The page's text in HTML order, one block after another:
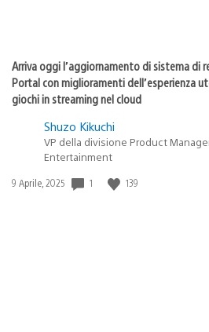
Arriva oggi l’aggiornamento di sistema di
Portal con miglioramenti dell’esperienza
giochi in streaming nel cloud
Shuzo Kikuchi
VP della divisione Product
Entertainment
Data
9 Aprile, 2025 1 139